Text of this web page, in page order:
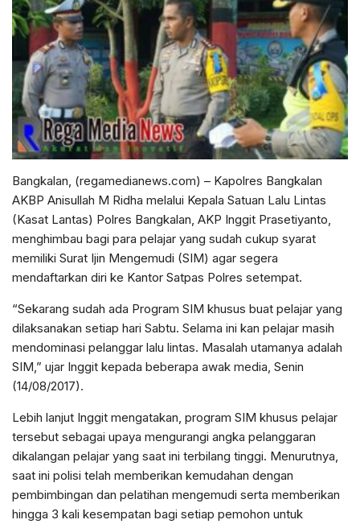
Bangkalan, (regamedianews.com) – Kapolres Bangkalan
AKBP Anisullah M Ridha melalui Kepala Satuan Lalu Lintas
(Kasat Lantas) Polres Bangkalan, AKP Inggit Prasetiyanto,
menghimbau bagi para pelajar yang sudah cukup syarat
memiliki Surat Ijin Mengemudi (SIM) agar segera
mendaftarkan diri ke Kantor Satpas Polres setempat.
“Sekarang sudah ada Program SIM khusus buat pelajar yang
dilaksanakan setiap hari Sabtu. Selama ini kan pelajar masih
mendominasi pelanggar lalu lintas. Masalah utamanya adalah
SIM,” ujar Inggit kepada beberapa awak media, Senin
(14/08/2017).
Lebih lanjut Inggit mengatakan, program SIM khusus pelajar
tersebut sebagai upaya mengurangi angka pelanggaran
dikalangan pelajar yang saat ini terbilang tinggi. Menurutnya,
saat ini polisi telah memberikan kemudahan dengan
pembimbingan dan pelatihan mengemudi serta memberikan
hingga 3 kali kesempatan bagi setiap pemohon untuk